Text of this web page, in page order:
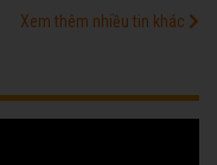
Xem thêm nhiều tin khác